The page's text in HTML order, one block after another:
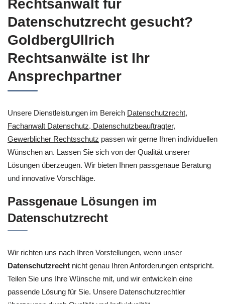
Rechtsanwalt für
Datenschutzrecht gesucht?
GoldbergUllrich
Rechtsanwälte ist Ihr
Ansprechpartner
Unsere Dienstleistungen im Bereich Datenschutzrecht,
Fachanwalt Datenschutz, Datenschutzbeauftragter,
Gewerblicher Rechtsschutz passen wir gerne Ihren individuellen
Wünschen an. Lassen Sie sich von der Qualität unserer
Lösungen überzeugen. Wir bieten Ihnen passgenaue Beratung
und innovative Vorschläge.
Passgenaue Lösungen im
Datenschutzrecht
Wir richten uns nach Ihren Vorstellungen, wenn unser
Datenschutzrecht nicht genau Ihren Anforderungen entspricht.
Teilen Sie uns Ihre Wünsche mit, und wir entwickeln eine
passende Lösung für Sie. Unsere Datenschutzrechtler